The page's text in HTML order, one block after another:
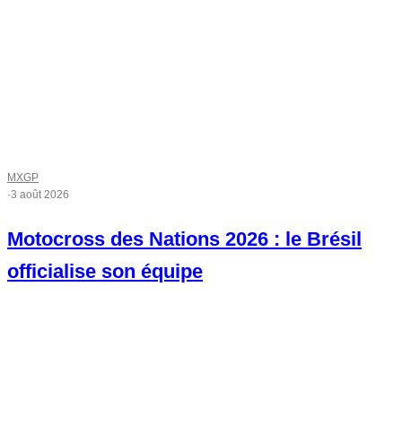
MXGP
·3 août 2026
Motocross des Nations 2026 : le Brésil
officialise son équipe